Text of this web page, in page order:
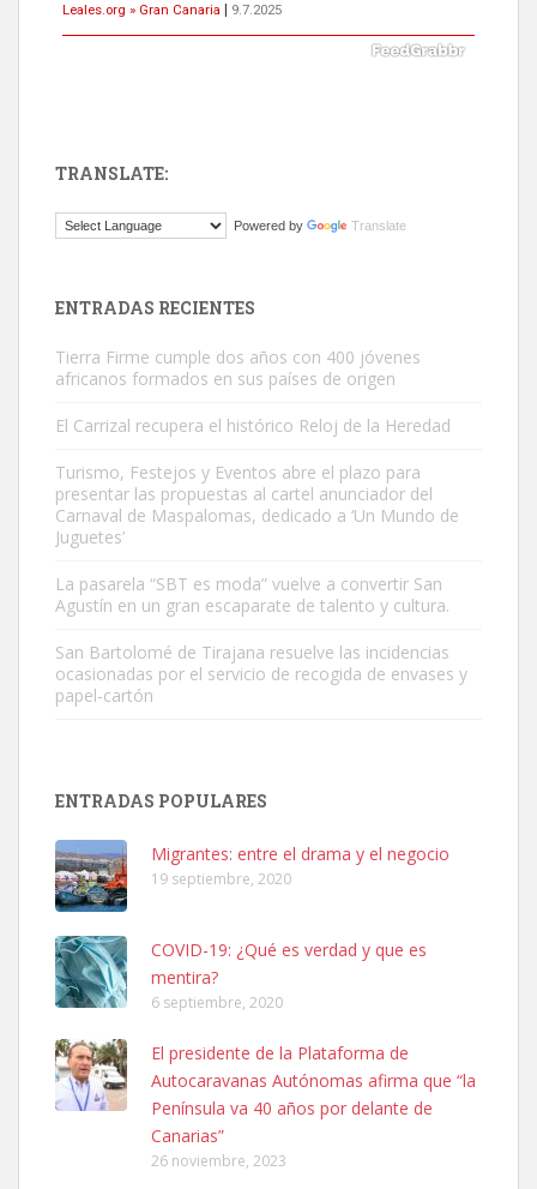
Leales.org » Gran Canaria
9.7.2025
El ayuntamiento se va a llevar a Los Gatos callejeros de la zona los
Gato manso encontrado
Este gato macho ha aparecido en la calle hace menos de un mes,
es muy manso y extremadamente cari...
Leales.org » Gran Canaria
SHIBA PERDIDO AVDA JOSE MESA Y LOPEZ
PERRO MACHO RAZA SHIBA CON MICROCHIP PERDIDO HOY
06/07/2025 ZONA MESA Y LOPEZ. ES MUY ASUSTADIZO
Leales.org » Gran Canaria
6.7.2025
TRANSLATE:
Powered by Translate
ENTRADAS RECIENTES
Tierra Firme cumple dos años con 400 jóvenes
africanos formados en sus países de origen
El Carrizal recupera el histórico Reloj de la Heredad
Turismo, Festejos y Eventos abre el plazo para
presentar las propuestas al cartel anunciador del
Carnaval de Maspalomas, dedicado a ‘Un Mundo de
Juguetes’
La pasarela “SBT es moda” vuelve a convertir San
Agustín en un gran escaparate de talento y cultura.
San Bartolomé de Tirajana resuelve las incidencias
ocasionadas por el servicio de recogida de envases y
papel-cartón
ENTRADAS POPULARES
Migrantes: entre el drama y el negocio
19 septiembre, 2020
COVID-19: ¿Qué es verdad y que es
mentira?
6 septiembre, 2020
El presidente de la Plataforma de
Autocaravanas Autónomas afirma que “la
Península va 40 años por delante de
Canarias”
26 noviembre, 2023